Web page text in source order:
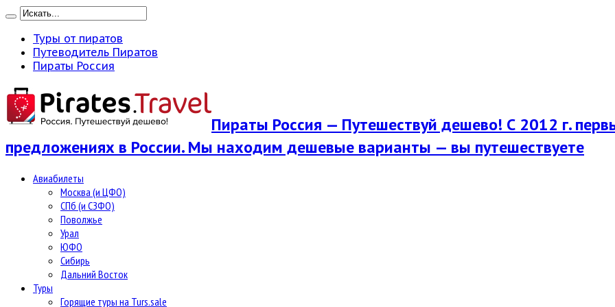
Туры от пиратов
Путеводитель Пиратов
Пираты Россия
Пираты Россия — Путешествуй дешево! С 2012 г.
предложениях в России. Мы находим дешевые варианты — вы путешествуете
Авиабилеты
Москва (и ЦФО)
СПб (и СЗФО)
Поволжье
Урал
ЮФО
Сибирь
Дальний Восток
Туры
Горящие туры на Turs.sale